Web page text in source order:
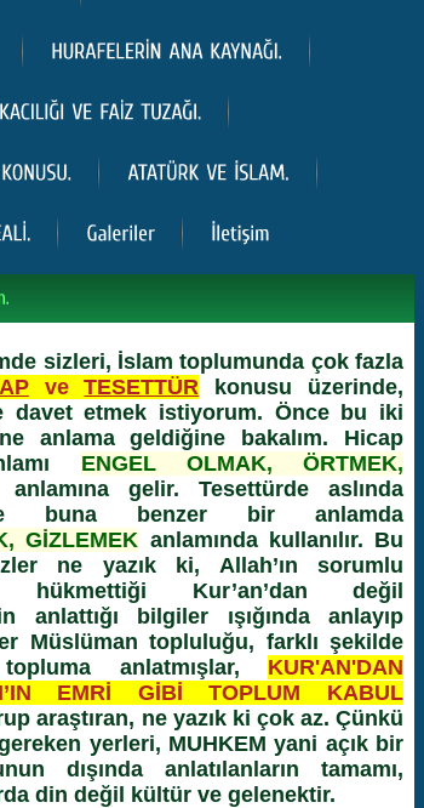
sizleri, İslam toplumunda çok fazla
veTESETTÜR konusu üzerinde,
davet etmek istiyorum. Önce bu iki
anlama geldiğine bakalım. Hicap
ENGEL OLMAK, ÖRTMEK,
anlamına gelir. Tesettürde aslında
buna benzer bir anlamda
GİZLEMEK anlamında kullanılır. Bu
ne yazık ki, Allah’ın sorumlu
hükmettiği Kur’an’dan değil
bilgiler ışığında anlayıp
Müslüman topluluğu, farklı şekilde
anlatmışlar, KUR'AN'DAN
EMRİ GİBİ TOPLUM KABUL
araştıran, ne yazık ki çok az. Çünkü
yerleri, MUHKEM yani açık bir
dışında anlatılanların tamamı,
din değil kültür ve gelenektir.